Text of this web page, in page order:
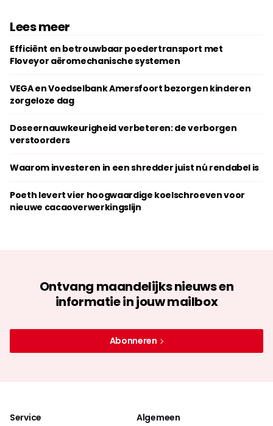
Lees meer
Efficiënt en betrouwbaar poedertransport met
Floveyor aëromechanische systemen
VEGA en Voedselbank Amersfoort bezorgen kinderen
zorgeloze dag
Doseernauwkeurigheid verbeteren: de verborgen
verstoorders
Waarom investeren in een shredder juist nú rendabel is
Poeth levert vier hoogwaardige koelschroeven voor
nieuwe cacaoverwerkingslijn
Ontvang maandelijks nieuws en
informatie in jouw mailbox
Abonneren
Service Algemeen